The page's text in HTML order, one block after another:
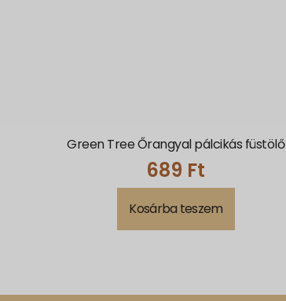
Green Tree Őrangyal pálcikás füstölő
689 Ft
Kosárba teszem